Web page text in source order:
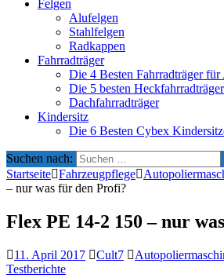
Felgen
Alufelgen
Stahlfelgen
Radkappen
Fahrradträger
Die 4 Besten Fahrradträger
Die 5 besten Heckfahrradträger
Dachfahrradträger
Kindersitz
Die 6 Besten Cybex
Suchen nach:
Startseite Fahrzeugpflege
– nur was für den Profi?
Flex PE 14-2 150 – nur
11. April 2017 Cult7
Testberichte